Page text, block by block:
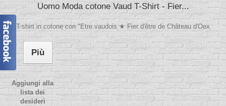
Uomo Moda cotone Vaud T-Shirt - Fier...
T-shirt in cotone con "Etre vaudois ★ Fier d'être de Château d'Oex
Più
Aggiungi alla
lista dei
desideri